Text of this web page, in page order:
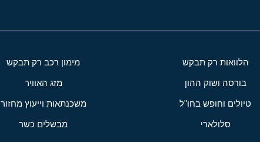
הלוואות רק תבקש מימון רכב רק תבקש
בורסה ושוק ההון מזג האוויר
טיולים וחופש בחו"ל משכנתאות וייעוץ מחזור
סלולארי מבשלים כשר